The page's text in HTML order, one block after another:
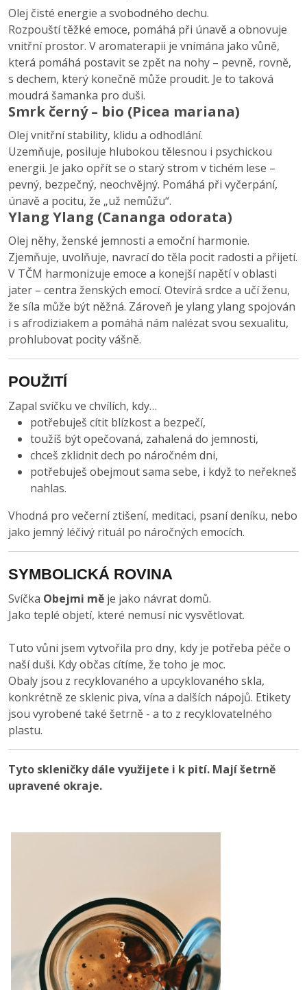
Olej čisté energie a svobodného dechu.
Rozpouští těžké emoce, pomáhá při únavě a obnovuje
vnitřní prostor. V aromaterapii je vnímána jako vůně,
která pomáhá postavit se zpět na nohy – pevně, rovně,
s dechem, který konečně může proudit. Je to taková
moudrá šamanka pro duši.
Smrk černý – bio (Picea mariana)
Olej vnitřní stability, klidu a odhodlání.
Uzemňuje, posiluje hlubokou tělesnou i psychickou
energii. Je jako opřít se o starý strom v tichém lese –
pevný, bezpečný, neochvějný. Pomáhá při vyčerpání,
únavě a pocitu, že „už nemůžu“.
Ylang Ylang (Cananga odorata)
Olej něhy, ženské jemnosti a emoční harmonie.
Zjemňuje, uvolňuje, navrací do těla pocit radosti a přijetí.
V TČM harmonizuje emoce a konejší napětí v oblasti
jater – centra ženských emocí. Otevírá srdce a učí ženu,
že síla může být něžná. Zároveň je ylang ylang spojován
i s afrodiziakem a pomáhá nám nalézat svou sexualitu,
prohlubovat pocity vášně.
POUŽITÍ
Zapal svíčku ve chvílích, kdy…
potřebuješ cítit blízkost a bezpečí,
toužíš být opečovaná, zahalená do jemnosti,
chceš zklidnit dech po náročném dni,
potřebuješ obejmout sama sebe, i když to neřekneš
nahlas.
Vhodná pro večerní ztišení, meditaci, psaní deníku, nebo
jako jemný léčivý rituál po náročných emocích.
SYMBOLICKÁ ROVINA
Svíčka Obejmi mě je jako návrat domů.
Jako teplé objetí, které nemusí nic vysvětlovat.
Tuto vůni jsem vytvořila pro dny, kdy je potřeba péče o
naší duši. Kdy občas cítíme, že toho je moc.
Obaly jsou z recyklovaného a upcyklovaného skla,
konkrétně ze sklenic piva, vína a dalších nápojů. Etikety
jsou vyrobené také šetrně - a to z recyklovatelného
plastu.
Tyto skleničky dále využijete i k pití. Mají šetrně
upravené okraje.